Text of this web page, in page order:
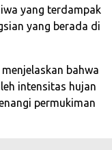
yang terdampak
yang berada di
bahwa
intensitas hujan
permukiman